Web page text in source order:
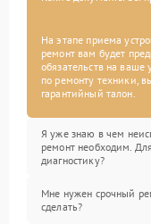
На этапе приема
ремонт вам будет
обязательств на ваше
по ремонту техники,
гарантийный талон.
Я уже знаю в чем
ремонт необходим.
диагностику?
Мне нужен срочный
сделать?